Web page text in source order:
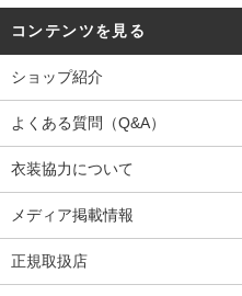
コンテンツを見る
ショップ紹介
よくある質問（Q&A）
衣装協力について
メディア掲載情報
正規取扱店